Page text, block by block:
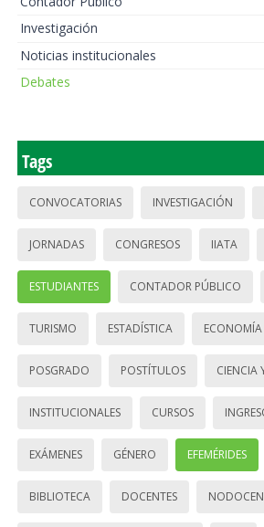
Investigación
Noticias institucionales
Debates
Tags
CONVOCATORIAS INVESTIGACIÓN
JORNADAS CONGRESOS IIATA
ESTUDIANTES CONTADOR PÚBLICO
TURISMO ESTADÍSTICA ECONOMÍA
POSGRADO POSTÍTULOS CIENCIA
INSTITUCIONALES CURSOS
EXÁMENES GÉNERO EFEMÉRIDES
BIBLIOTECA DOCENTES